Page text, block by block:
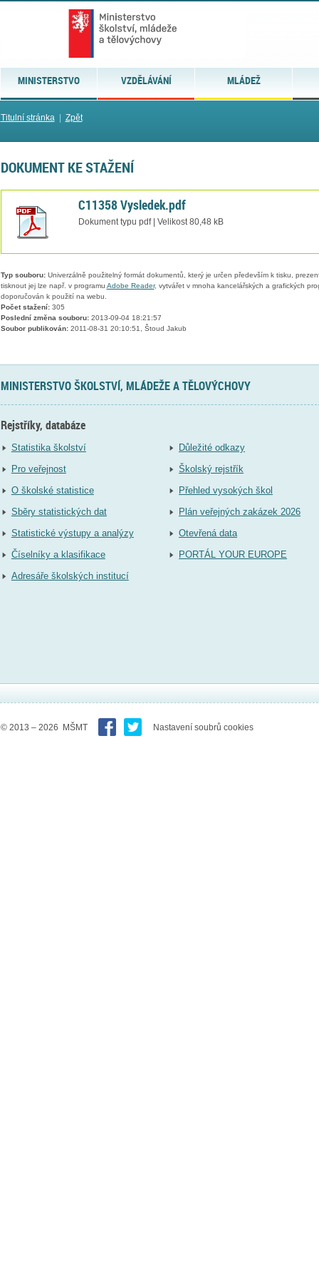
MINISTERSTVO VZDĚLÁVÁNÍ MLÁDEŽ
Titulní stránka| Zpět
DOKUMENT KE STAŽENÍ
C11358 Vysledek.pdf
Dokument typu pdf | Velikost 80,48 kB
Typ souboru:Univerzálně použitelný formát dokumentů, který je určen především k tisku,
tisknout jej lze např. v programu Adobe Reader, vytvářet v mnoha kancelářských a grafických
doporučován k použití na webu.
Počet stažení:305
Poslední změna souboru:2013-09-04 18:21:57
Soubor publikován:2011-08-31 20:10:51, Štoud Jakub
MINISTERSTVO ŠKOLSTVÍ, MLÁDEŽE A TĚLOVÝCHOVY
Rejstříky, databáze
Statistika školství
Pro veřejnost
O školské statistice
Sběry statistických dat
Statistické výstupy a analýzy
Číselníky a klasifikace
Adresáře školských institucí
Důležité odkazy
Školský rejstřík
Přehled vysokých škol
Plán veřejných zakázek 2026
Otevřená data
PORTÁL YOUR EUROPE
© 2013 – 2026 MŠMT Nastavení soubrů cookies